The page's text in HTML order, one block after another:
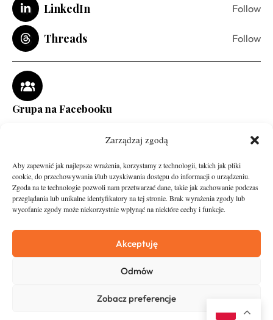
Zarządzaj zgodą
Aby zapewnić jak najlepsze wrażenia, korzystamy z technologii, takich jak pliki
cookie, do przechowywania i/lub uzyskiwania dostępu do informacji o urządzeniu.
Zgoda na te technologie pozwoli nam przetwarzać dane, takie jak zachowanie podczas
przeglądania lub unikalne identyfikatory na tej stronie. Brak wyrażenia zgody lub
wycofanie zgody może niekorzystnie wpłynąć na niektóre cechy i funkcje.
Akceptuję
Odmów
Zobacz preferencje
LinkedIn Follow
Threads Follow
Grupa na Facebooku
Asfalt
O nas
Zostań Patronem
Kontakt